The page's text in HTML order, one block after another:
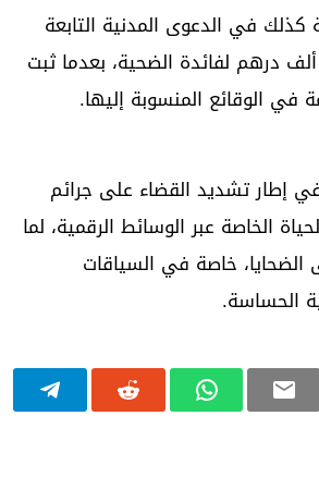
في الدعوى المدنية التابعة
بـتعويض قدره 30 ألف درهم لفائدة الضحية، بعدما ثبت
في الوقائع المنسوبة إليها.
إطار تشديد القضاء على جرائم
الخاصة عبر الوسائط الرقمية، لما
الضحايا، خاصة في السياقات
الحساسة.